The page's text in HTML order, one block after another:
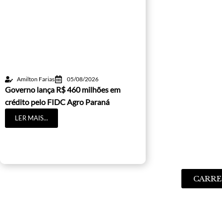
Amilton Farias 05/08/2026
Governo lança R$ 460 milhões em
crédito pelo FIDC Agro Paraná
LER MAIS...